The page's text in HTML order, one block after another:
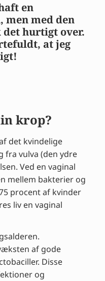
en
men med den
hurtigt over.
at jeg
krop?
det kvindelige
fra vulva (den ydre
Ved en vaginal
mellem bakterier og
procent af kvinder
liv en vaginal
af gode
Disse
og